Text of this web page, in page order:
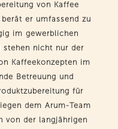
von Kaffee
er umfassend zu
im gewerblichen
stehen nicht nur der
Kaffeekonzepten im
Betreuung und
für
dem Arum-Team
von der langjährigen